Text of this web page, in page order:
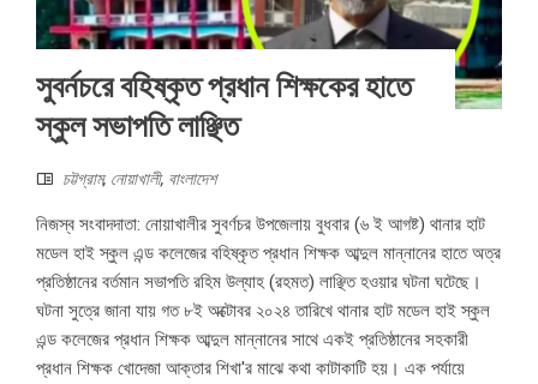
সুবর্নচরে বহিষ্কৃত প্রধান শিক্ষকের হাতে
স্কুল সভাপতি লাঞ্ছিত
চট্টগ্রাম, নোয়াখালী, বাংলাদেশ
নিজস্ব সংবাদদাতা: নোয়াখালীর সুবর্ণচর উপজেলায় বুধবার (৬ ই আগষ্ট) থানার হাট
মডেল হাই স্কুল এন্ড কলেজের বহিষ্কৃত প্রধান শিক্ষক আব্দুল মান্নানের হাতে অত্র
প্রতিষ্ঠানের বর্তমান সভাপতি রহিম উল্যাহ (রহমত) লাঞ্ছিত হওয়ার ঘটনা ঘটেছে।
ঘটনা সুত্রে জানা যায় গত ৮ই অক্টোবর ২০২৪ তারিখে থানার হাট মডেল হাই স্কুল
এন্ড কলেজের প্রধান শিক্ষক আব্দুল মান্নানের সাথে একই প্রতিষ্ঠানের সহকারী
প্রধান শিক্ষক খোদেজা আক্তার শিখা'র মাঝে কথা কাটাকাটি হয়। এক পর্যায়ে